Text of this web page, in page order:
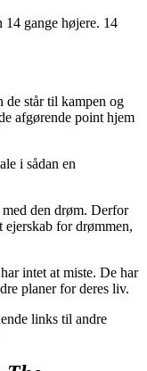
gange højere. 14
de står til kampen og
afgørende point hjem
i sådan en
den drøm. Derfor
ejerskab for drømmen,
intet at miste. De har
planer for deres liv.
links til andre